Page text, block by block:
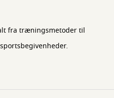
fra træningsmetoder til